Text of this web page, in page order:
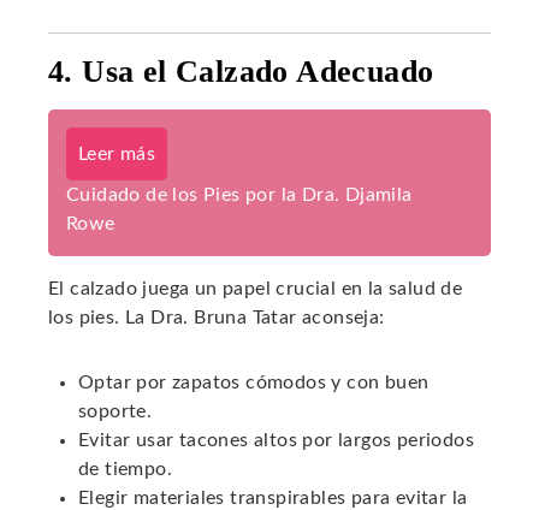
4. Usa el Calzado Adecuado
Leer más
Cuidado de los Pies por la Dra. Djamila
Rowe
El calzado juega un papel crucial en la salud de
los pies. La Dra. Bruna Tatar aconseja:
Optar por zapatos cómodos y con buen
soporte.
Evitar usar tacones altos por largos periodos
de tiempo.
Elegir materiales transpirables para evitar la